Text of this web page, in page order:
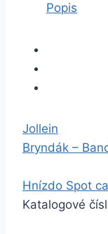
Popis
Jollein
Bryndák –
Hnízdo Spot
Katalogové